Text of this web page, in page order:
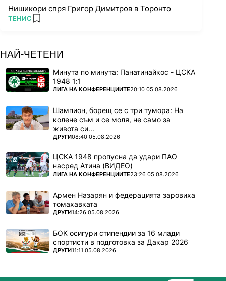
Нишикори спря Григор Димитров в Торонто
ПОВЕЧЕ ОТ
ТЕНИС add favorites
НАЙ-ЧЕТЕНИ
Минута по минута: Панатинайкос - ЦСКА
1948 1:1
ПОВЕЧЕ ОТ
ЛИГА НА КОНФЕРЕНЦИИТЕ20:10 05.08.2026
Шампион, борещ се с три тумора: На
колене съм и се моля, не само за
живота си...
ПОВЕЧЕ ОТ
ДРУГИ08:40 05.08.2026
ЦСКА 1948 пропусна да удари ПАО
насред Атина (ВИДЕО)
ПОВЕЧЕ ОТ
ЛИГА НА КОНФЕРЕНЦИИТЕ23:26 05.08.2026
Армен Назарян и федерацията заровиха
томахавката
ПОВЕЧЕ ОТ
ДРУГИ14:26 05.08.2026
БОК осигури стипендии за 16 млади
спортисти в подготовка за Дакар 2026
ПОВЕЧЕ ОТ
ДРУГИ11:11 05.08.2026